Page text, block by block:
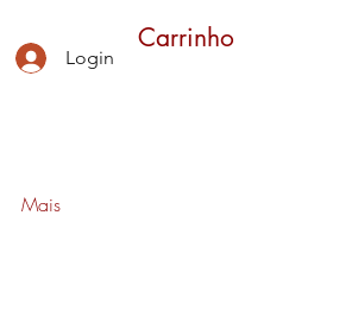
Login
Carrinho
Mais